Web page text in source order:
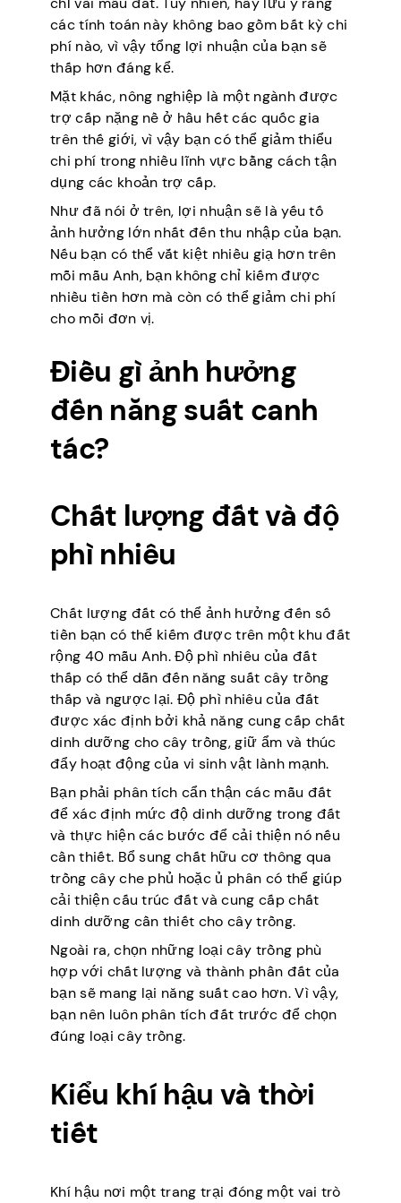
các tính toán này không bao gồm bất kỳ chi
phí nào, vì vậy tổng lợi nhuận của bạn sẽ
thấp hơn đáng kể.
Mặt khác, nông nghiệp là một ngành được
trợ cấp nặng nề ở hầu hết các quốc gia
trên thế giới, vì vậy bạn có thể giảm thiểu
chi phí trong nhiều lĩnh vực bằng cách tận
dụng các khoản trợ cấp.
Như đã nói ở trên, lợi nhuận sẽ là yếu tố
ảnh hưởng lớn nhất đến thu nhập của bạn.
Nếu bạn có thể vắt kiệt nhiều giạ hơn trên
mỗi mẫu Anh, bạn không chỉ kiếm được
nhiều tiền hơn mà còn có thể giảm chi phí
cho mỗi đơn vị.
Điều gì ảnh hưởng
đến năng suất canh
tác?
Chất lượng đất và độ
phì nhiêu
Chất lượng đất có thể ảnh hưởng đến số
tiền bạn có thể kiếm được trên một khu đất
rộng 40 mẫu Anh. Độ phì nhiêu của đất
thấp có thể dẫn đến năng suất cây trồng
thấp và ngược lại. Độ phì nhiêu của đất
được xác định bởi khả năng cung cấp chất
dinh dưỡng cho cây trồng, giữ ẩm và thúc
đẩy hoạt động của vi sinh vật lành mạnh.
Bạn phải phân tích cẩn thận các mẫu đất
để xác định mức độ dinh dưỡng trong đất
và thực hiện các bước để cải thiện nó nếu
cần thiết. Bổ sung chất hữu cơ thông qua
trồng cây che phủ hoặc ủ phân có thể giúp
cải thiện cấu trúc đất và cung cấp chất
dinh dưỡng cần thiết cho cây trồng.
Ngoài ra, chọn những loại cây trồng phù
hợp với chất lượng và thành phần đất của
bạn sẽ mang lại năng suất cao hơn. Vì vậy,
bạn nên luôn phân tích đất trước để chọn
đúng loại cây trồng.
Kiểu khí hậu và thời
tiết
Khí hậu nơi một trang trại đóng một vai trò